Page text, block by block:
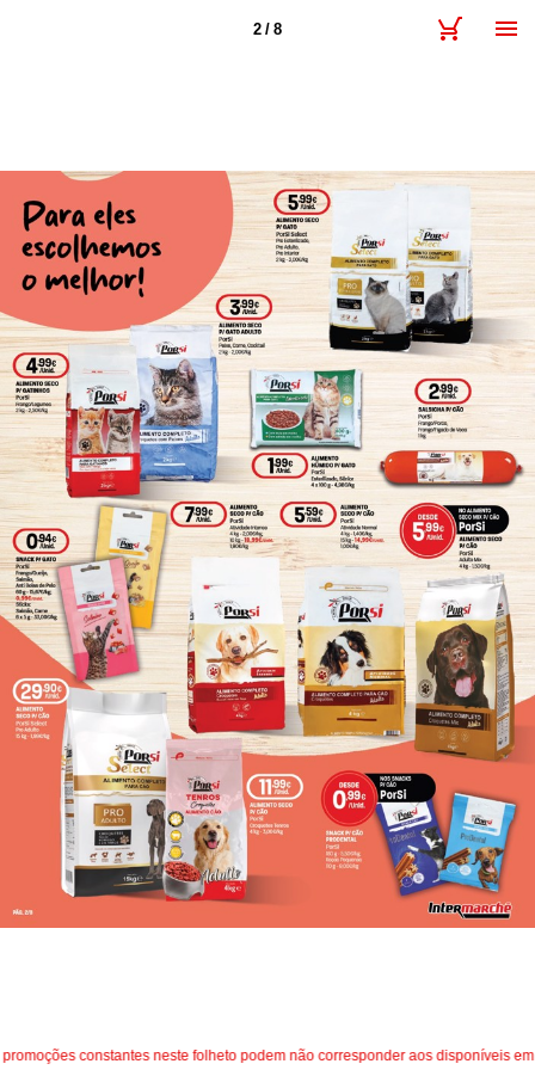
2 / 8
constantes neste folheto podem não corresponder aos disponíveis em